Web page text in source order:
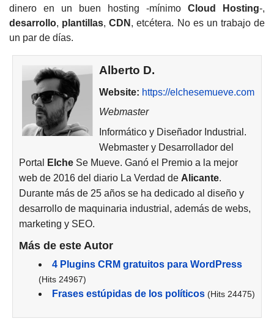
dinero en un buen hosting -mínimo Cloud Hosting-,
desarrollo, plantillas,CDN , etcétera. No es un trabajo de
un par de días.
Alberto D.
Website: https://elchesemueve.com
Webmaster
Informático y Diseñador Industrial.
Webmaster y Desarrollador del
Portal
Elche Se Mueve. Ganó el Premio a la mejor
web de 2016 del diario La Verdad de Alicante.
Durante más de 25 años se ha dedicado al diseño y
desarrollo de maquinaria industrial, además de webs,
marketing y SEO.
Más de este Autor
4 Plugins CRM gratuitos para WordPress
(Hits 24967)
Frases estúpidas de los políticos (Hits 24475)